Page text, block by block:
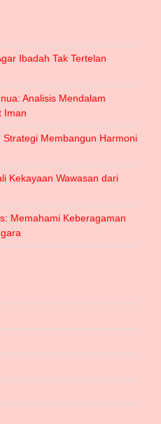
Ibadah Tak Tertelan
Analisis Mendalam
Iman
Membangun Harmoni
Kekayaan Wawasan dari
Memahami Keberagaman